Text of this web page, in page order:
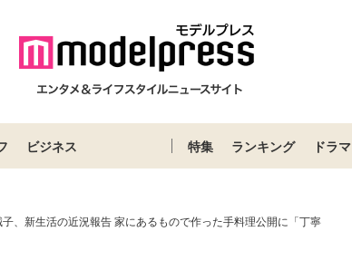
ビジネス 特集 ランキング ドラマ
、新生活の近況報告 家にあるもので作った手料理公開に「丁寧